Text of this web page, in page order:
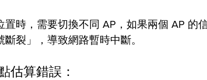
時，需要切換不同 AP，如果兩個 AP 的
裂」，導致網路暫時中斷。
估算錯誤：